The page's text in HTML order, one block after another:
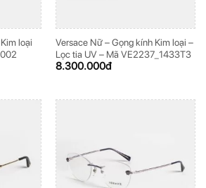
loại
Versace Nữ – Gọng kính Kim loại –
Lọc tia UV – Mã VE2237_1433T3
8.300.000đ